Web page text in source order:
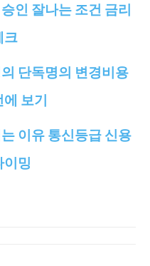
인 잘나는 조건 금리
크
단독명의 변경비용
보기
이유 통신등급 신용
이밍